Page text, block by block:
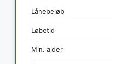
Lånebeløb
Løbetid
Min. alder